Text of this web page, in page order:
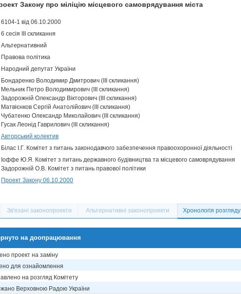
Закону про міліцію місцевого самоврядування міста
6104-1 від 06.10.2000
6 сесія III скликання
Альтернативний
Правова політика
Народний депутат України
Бондаренко Володимир Дмитрович (III скликання)
Мельник Петро Володимирович (III скликання)
Задорожній Олександр Вікторович (III скликання)
Матвієнков Сергій Анатолійович (III скликання)
Чубатенко Олександр Миколайович (III скликання)
Гусак Леонід Гаврилович (III скликання)
Авторський колектив
Білас І.Г. Комітет з питань законодавчого забезпечення правоохоронної діяльності
Іоффе Ю.Я. Комітет з питань державного будівництва та місцевого самоврядування
Задорожній О.В. Комітет з питань правової політики
Проект Закону 06.10.2000
Зв'язані законопроекти Альтернативні законопроекти Хронологія розгляду
на доопрацювання
проект на заміну
для ознайомлення
на розгляд Комітету
Верховною Радою України